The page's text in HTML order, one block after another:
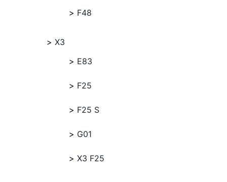
F48
X3
E83
F25
F25 S
G01
X3 F25